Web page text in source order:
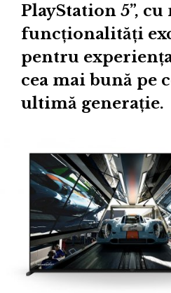
PlayStation 5”, cu
funcționalități
pentru
cea mai bună pe
ultimă generație.